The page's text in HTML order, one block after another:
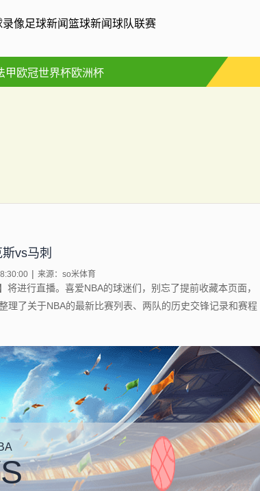
录像足球新闻篮球新闻球队联赛
甲 欧冠世界杯欧洲杯
vs马刺
来源：so米体育
进行直播。喜爱NBA的球迷们，别忘了提前收藏本页面，
理了关于NBA的最新比赛列表、两队的历史交锋记录和赛程